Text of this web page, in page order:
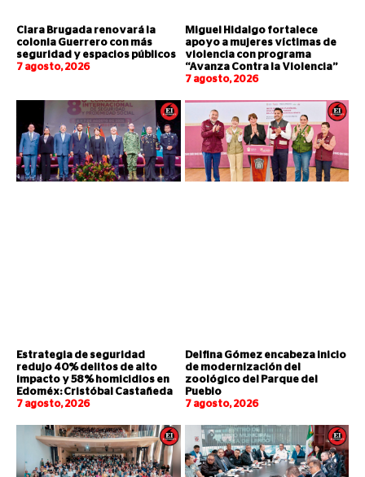
Clara Brugada renovará la
colonia Guerrero con más
seguridad y espacios públicos
7 agosto, 2026
Miguel Hidalgo fortalece
apoyo a mujeres víctimas de
violencia con programa
“Avanza Contra la Violencia”
7 agosto, 2026
Estrategia de seguridad
redujo 40% delitos de alto
impacto y 58% homicidios en
Edoméx: Cristóbal Castañeda
7 agosto, 2026
Delfina Gómez encabeza inicio
de modernización del
zoológico del Parque del
Pueblo
7 agosto, 2026